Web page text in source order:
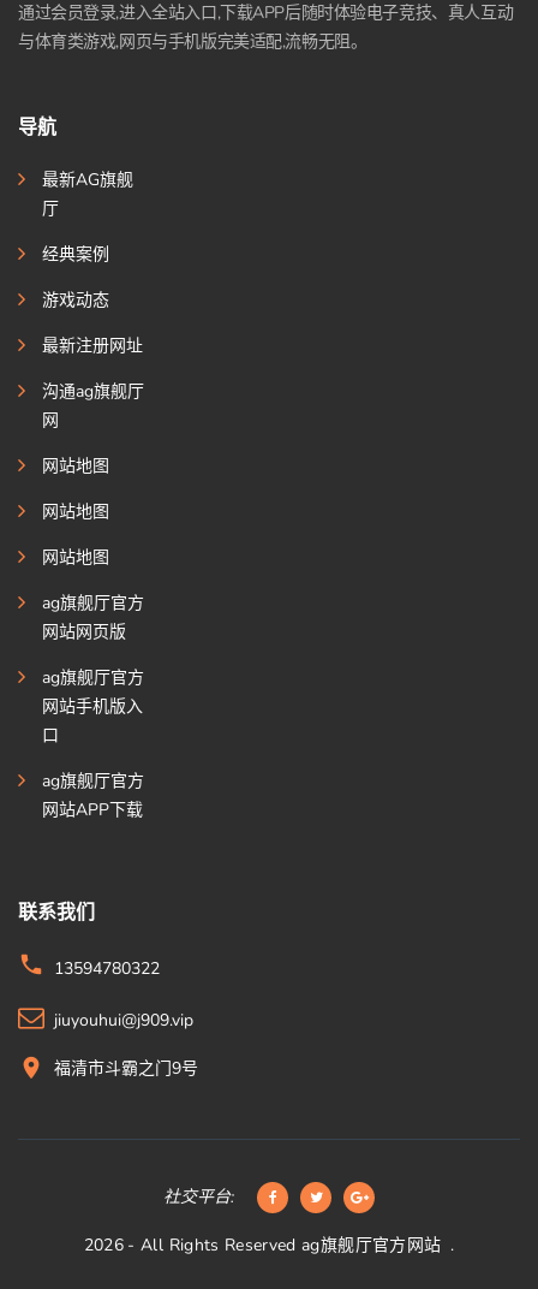
通过会员登录,进入全站入口,下载APP后随时体验电子竞技、真人互动
与体育类游戏,网页与手机版完美适配,流畅无阻。
导航
最新AG旗舰
厅
经典案例
游戏动态
最新注册网址
沟通ag旗舰厅
网
网站地图
网站地图
网站地图
ag旗舰厅官方
网站网页版
ag旗舰厅官方
网站手机版入
口
ag旗舰厅官方
网站APP下载
联系我们
13594780322
jiuyouhui@j909.vip
福清市斗霸之门9号
社交平台:
2026 - All Rights Reservedag旗舰厅官方网站 .